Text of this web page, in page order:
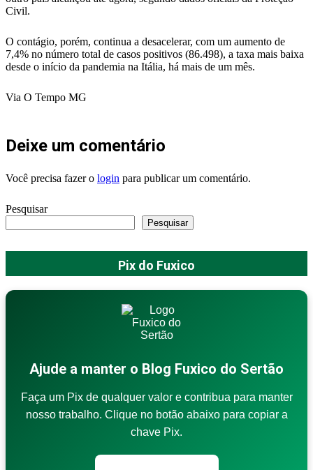
Civil.
O contágio, porém, continua a desacelerar, com um aumento de
7,4% no número total de casos positivos (86.498), a taxa mais baixa
desde o início da pandemia na Itália, há mais de um mês.
Via O Tempo MG
Deixe um comentário
Você precisa fazer o login para publicar um comentário.
Pesquisar
Pesquisar
Pix do Fuxico
Ajude a manter o Blog Fuxico do Sertão
Faça um Pix de qualquer valor e contribua para manter
nosso trabalho. Clique no botão abaixo para copiar a
chave Pix.